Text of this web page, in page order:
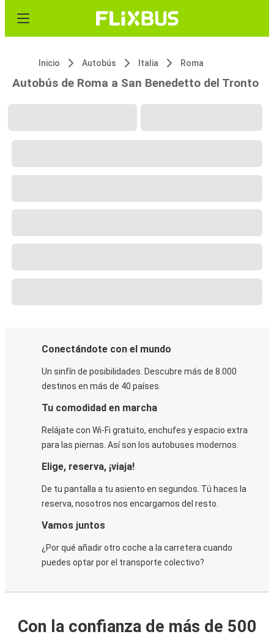
Inicio Autobús Italia Roma
Autobús de Roma a San Benedetto del Tronto
Conectándote con el mundo
Un sinfín de posibilidades. Descubre más de 8.000
destinos en más de 40 países.
Tu comodidad en marcha
Relájate con Wi-Fi gratuito, enchufes y espacio extra
para las piernas. Así son los autobuses modernos.
Elige, reserva, ¡viaja!
De tu pantalla a tu asiento en segundos. Tú haces la
reserva, nosotros nos encargamos del resto.
Vamos juntos
¿Por qué añadir otro coche a la carretera cuando
puedes optar por el transporte colectivo?
Con la confianza de más de 500